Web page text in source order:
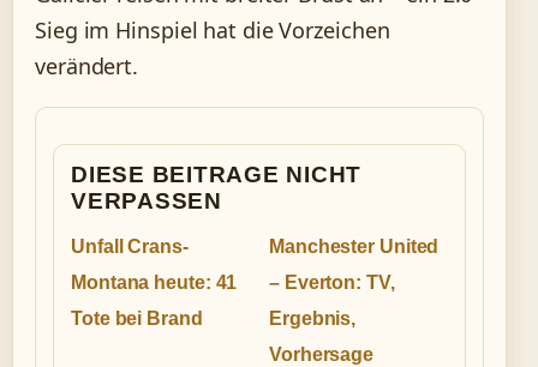
Sieg im Hinspiel hat die Vorzeichen
verändert.
DIESE BEITRAGE NICHT
VERPASSEN
Unfall Crans-
Montana heute: 41
Tote bei Brand
Manchester United
– Everton: TV,
Ergebnis,
Vorhersage